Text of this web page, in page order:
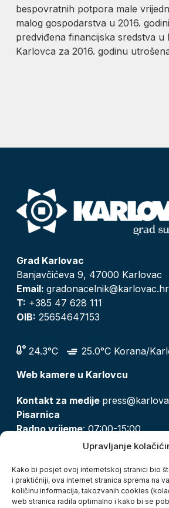
Upravljanje
Kako bi posjet ovoj internetskoj stranici bio
i praktičniji, ova internet stranica sprema na
količinu informacija, takozvanih cookies
web stranica radila optimalno i kako bi se
bespovratnih potpora male
malog gospodarstva u 2016.
predviđena financijska sredstva
Karlovca za 2016. godinu
Grad Karlovac
Banjavčićeva 9, 47000 Karlovac
Email: gradonacelnik@karlovac.hr
T: +385 47 628 111
OIB: 25654647153
24.3°C
25.0°C Korana/
Web kamere u Karlovcu
Kontakt za medije
Pisarnica
Radno vrijeme: 07:00-15:00
pisarnica@karlovac.hr
Zaštita osobnih podataka